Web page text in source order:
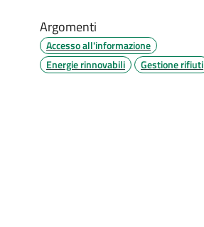
Argomenti
Accesso all'informazione
Energie rinnovabili
Gestione rifiuti